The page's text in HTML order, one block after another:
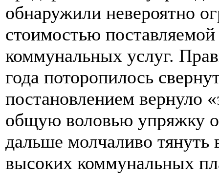
обнаружили невероятно
стоимостью
коммунальных услуг.
года поторопилось
постановлением вернуло
общую воловью упряжку
дальше молчаливо тянуть
высоких коммунальных